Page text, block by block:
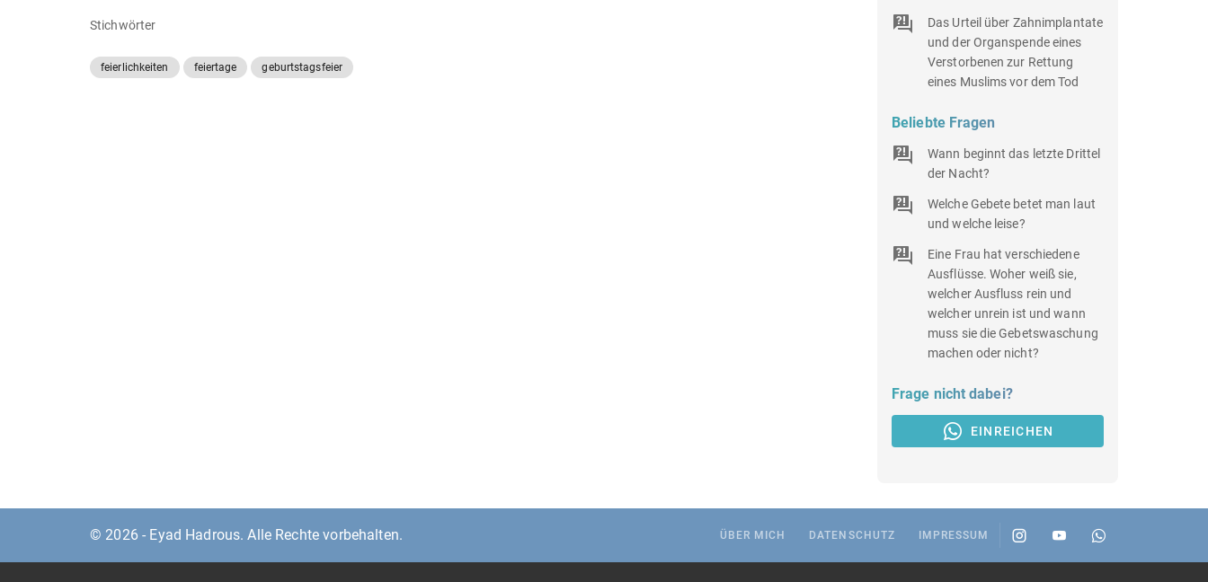
Stichwörter
feierlichkeiten feiertage geburtstagsfeier
Das Urteil über Zahnimplantate
und der Organspende eines
Verstorbenen zur Rettung
eines Muslims vor dem Tod
Beliebte Fragen
Wann beginnt das letzte Drittel
der Nacht?
Welche Gebete betet man laut
und welche leise?
Eine Frau hat verschiedene
Ausflüsse. Woher weiß sie,
welcher Ausfluss rein und
welcher unrein ist und wann
muss sie die Gebetswaschung
machen oder nicht?
Frage nicht dabei?
EINREICHEN
© 2026 - Eyad Hadrous. Alle Rechte vorbehalten. ÜBER MICH DATENSCHUTZ IMPRESSUM